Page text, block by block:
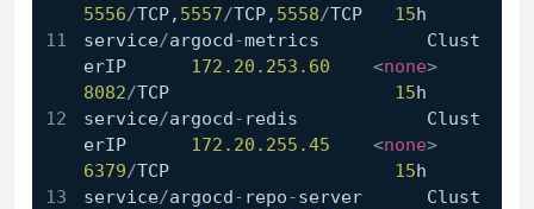
5556/TCP, 5557/TCP, 5558/TCP 15h
service/argocd-metrics          Clust
erIP 172.20 .253 .60 <none>
8082/TCP 15h
service/argocd- redis            Clust
erIP 172.20 .255 .45 <none>
6379/TCP 15h
service/argocd- repo-server      Clust